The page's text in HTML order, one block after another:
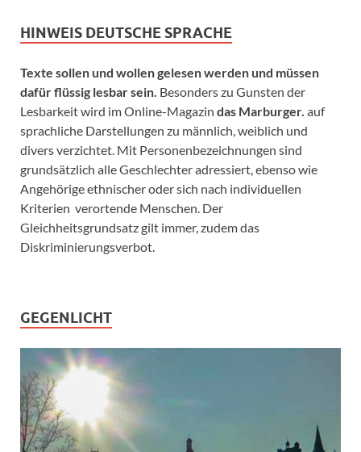
HINWEIS DEUTSCHE SPRACHE
Texte sollen und wollen gelesen werden und müssen
dafür flüssig lesbar sein. Besonders zu Gunsten der
Lesbarkeit wird im Online-Magazin das Marburger. auf
sprachliche Darstellungen zu männlich, weiblich und
divers verzichtet. Mit Personenbezeichnungen sind
grundsätzlich alle Geschlechter adressiert, ebenso wie
Angehörige ethnischer oder sich nach individuellen
Kriterien verortende Menschen. Der
Gleichheitsgrundsatz gilt immer, zudem das
Diskriminierungsverbot.
GEGENLICHT